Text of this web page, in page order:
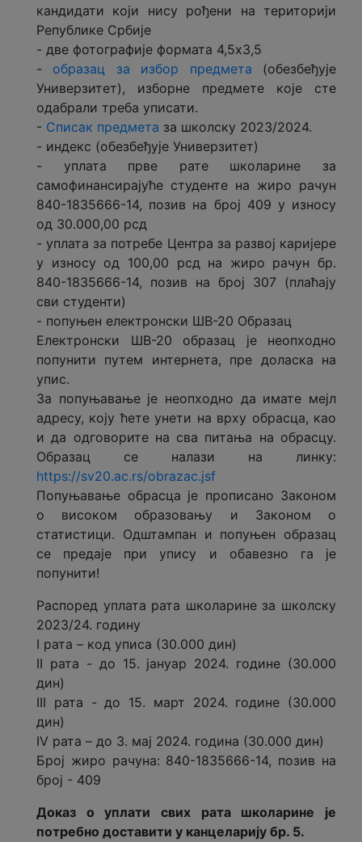
кандидати који нису рођени на територији
Републике Србије
- две фотографије формата 4,5x3,5
- образац за избор предмета (обезбеђује
Универзитет), изборне предмете које сте
одабрали треба уписати.
- Списак предмета за школску 2023/2024.
- индекс (обезбеђује Универзитет)
- уплата прве рате школарине за
самофинансирајуће студенте на жиро рачун
840-1835666-14, позив на број 409 у износу
од 30.000,00 рсд
- уплата за потребе Центра за развој каријере
у износу од 100,00 рсд на жиро рачун бр.
840-1835666-14, позив на број 307 (плаћају
сви студенти)
- попуњен електронски ШВ-20 Образац
Електронски ШВ-20 образац је неопходно
попунити путем интернета, пре доласка на
упис.
За попуњавање је неопходно да имате мејл
адресу, коју ћете унети на врху обрасца, као
и да одговорите на сва питања на обрасцу.
Образац се налази на линку:
https://sv20.ac.rs/obrazac.jsf
Попуњавање обрасца је прописано Законом
о високом образовању и Законом о
статистици. Одштампан и попуњен образац
се предаје при упису и обавезно га је
попунити!
Распоред уплата рата школарине за школску
2023/24. годину
I рата – код уписа (30.000 дин)
II рата - до 15. јануар 2024. године (30.000
дин)
III рата - до 15. март 2024. године (30.000
дин)
IV рата – до 3. мај 2024. година (30.000 дин)
Број жиро рачуна: 840-1835666-14, позив на
број - 409
Доказ о уплати свих рата школарине је
потребно доставити у канцеларију бр. 5.